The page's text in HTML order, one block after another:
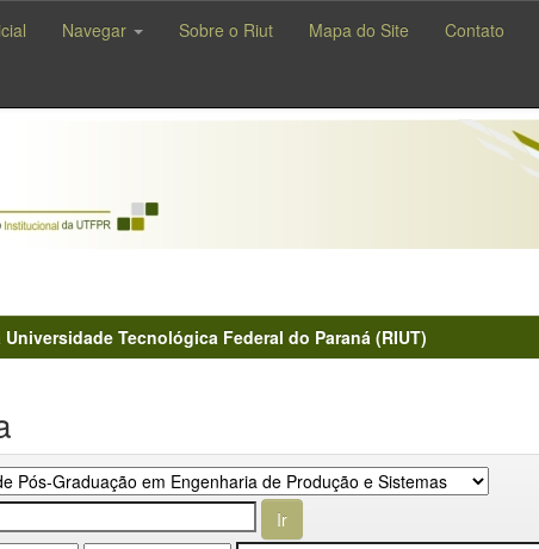
Navegar Sobre o Riut Mapa do Site Contato
Tecnológica Federal do Paraná (RIUT)